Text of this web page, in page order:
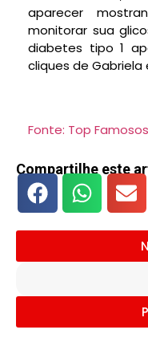
aparecer
monitorar sua
diabetes tipo 1
cliques de Gabriela
Fonte: Top Famosos
Compartilhe este